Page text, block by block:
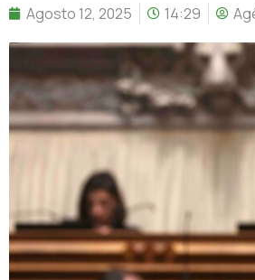
Agosto 12, 2025 14:29